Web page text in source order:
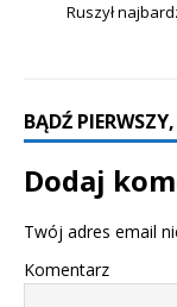
Ruszył
BĄDŹ
Dodaj
Twój adres email
Komentarz